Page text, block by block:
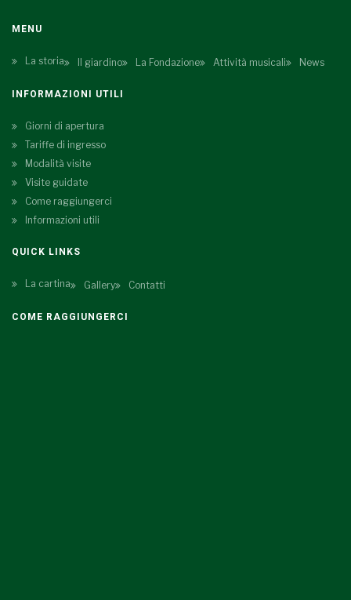
MENU
La storia Il giardino La Fondazione Attività musicali News
INFORMAZIONI UTILI
Giorni di apertura
Tariffe di ingresso
Modalità visite
Visite guidate
Come raggiungerci
Informazioni utili
QUICK LINKS
La cartina Gallery Contatti
COME RAGGIUNGERCI